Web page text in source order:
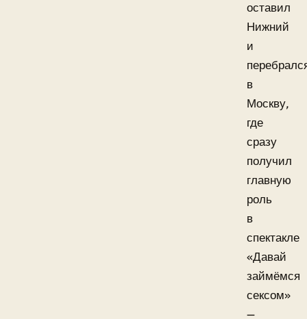
оставил
Нижний
и
в
Москву,
где
сразу
получил
главную
роль
в
спектакле
«Давай
займёмся
сексом»
—